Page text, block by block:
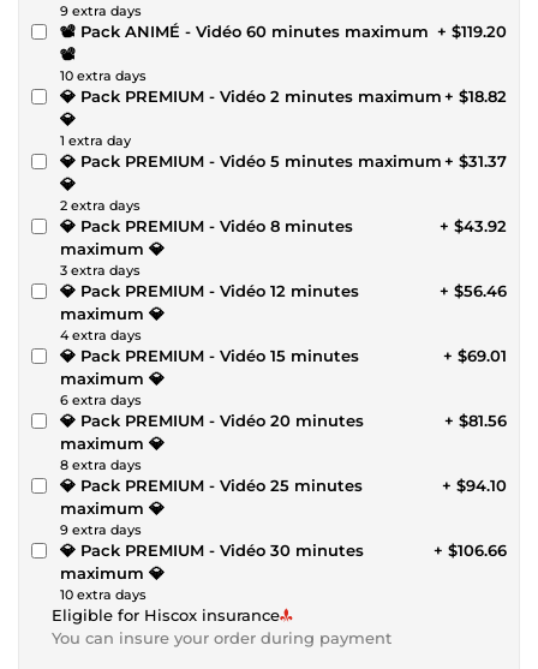
9 extra days
📽️ Pack ANIMÉ - Vidéo 60 minutes maximum
📽️
10 extra days
+ $119.20
💎 Pack PREMIUM - Vidéo 2 minutes maximum
💎
1 extra day
+ $18.82
💎 Pack PREMIUM - Vidéo 5 minutes maximum
💎
2 extra days
+ $31.37
💎 Pack PREMIUM - Vidéo 8 minutes
maximum 💎
3 extra days
+ $43.92
💎 Pack PREMIUM - Vidéo 12 minutes
maximum 💎
4 extra days
+ $56.46
💎 Pack PREMIUM - Vidéo 15 minutes
maximum 💎
6 extra days
+ $69.01
💎 Pack PREMIUM - Vidéo 20 minutes
maximum 💎
8 extra days
+ $81.56
💎 Pack PREMIUM - Vidéo 25 minutes
maximum 💎
9 extra days
+ $94.10
💎 Pack PREMIUM - Vidéo 30 minutes
maximum 💎
10 extra days
+ $106.66
Eligible for Hiscox insurance
You can insure your order during payment